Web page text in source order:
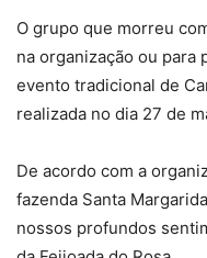
O grupo que morreu
na organização ou para
evento tradicional de
realizada no dia 27 de
De acordo com a
fazenda Santa
nossos profundos